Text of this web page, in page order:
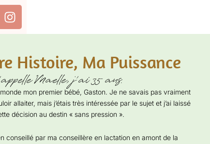
Histoire, Ma Puissance
Maelle, j’ai 35 ans.
mon premier bébé, Gaston. Je ne savais pas vraiment
allaiter, mais j’étais très intéressée par le sujet et j’ai laissé
décision au destin « sans pression ».
conseillé par ma conseillère en lactation en amont de la